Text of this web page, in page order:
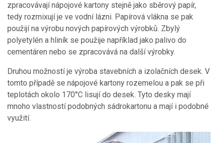
zpracovávají nápojové kartony stejně jako sběrový papír,
tedy rozmixují je ve vodní lázni. Papírová vlákna se pak
použijí na výrobu nových papírových výrobků. Zbylý
polyetylén a hliník se použije například jako palivo do
cementáren nebo se zpracovává na další výrobky.
Druhou možností je výroba stavebních a izolačních desek. V
tomto případě se nápojové kartony rozemelou a pak se při
teplotách okolo 170°C lisují do desek. Tyto desky mají
mnoho vlastností podobných sádrokartonu a mají i podobné
využití.